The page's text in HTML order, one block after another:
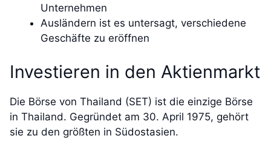
Unternehmen
Ausländern ist es untersagt, verschiedene
Geschäfte zu eröffnen
Investieren in den Aktienmarkt
Die Börse von Thailand (SET) ist die einzige Börse
in Thailand. Gegründet am 30. April 1975, gehört
sie zu den größten in Südostasien.